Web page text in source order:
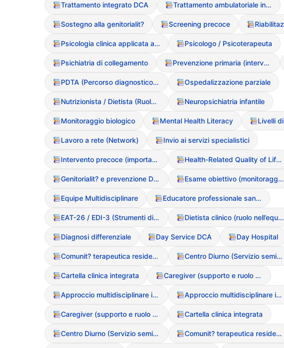
Trattamento integrato DCA Trattamento ambulatoriale intensivo
Sostegno alla genitorialit? Screening precoce
Psicologia clinica applicata ai DCA Psicologo / Psicoterapeuta
Psichiatria di collegamento Prevenzione primaria (interventi nelle scuole)
PDTA (Percorso diagnostico terapeutico assistenziale) Ospedalizzazione parziale
Nutrizionista / Dietista (Ruolo clinico) Neuropsichiatria infantile
Monitoraggio biologico Mental Health Literacy
Lavoro a rete (Network) Invio ai servizi specialistici
Intervento precoce (importanza della tempestivit?) Health-Related Quality of Life (HRQoL)
Genitorialit? e prevenzione DCA Esame obiettivo (monitoraggio fisico)
Equipe Multidisciplinare Educatore professionale sanitario
EAT-26 / EDI-3 (Strumenti di screening) Dietista clinico (ruolo nell’equipe)
Diagnosi differenziale Day Service DCA Day Hospital
Comunit? terapeutica residenziale Centro Diurno (Servizio semiresidenziale)
Cartella clinica integrata Caregiver (supporto e ruolo nel DCA)
Approccio multidisciplinare integrato Approccio multidisciplinare integrato
Caregiver (supporto e ruolo nel DCA) Cartella clinica integrata
Centro Diurno (Servizio semiresidenziale) Comunit? terapeutica residenziale